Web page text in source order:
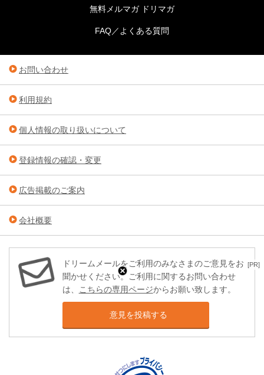
[PR]
無料メルマガ ドリマガ
FAQ／よくある質問
お問い合わせ
利用規約
個人情報の取り扱いについて
登録情報の確認・変更
広告掲載のご案内
会社概要
ドリームメールをご利用のみなさまのご意見をお
聞かせください。ご利用に関するお問い合わせ
は、 こちらの専用ページからお願い致します。
意見を投稿する